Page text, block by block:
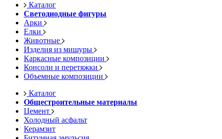
Каталог
Светодиодные фигуры
Арки
Елки
Животные
Изделия из мишуры
Каркасные композиции
Консоли и перетяжки
Объемные композиции
Каталог
Общестроительные материалы
Цемент
Холодный асфальт
Керамзит